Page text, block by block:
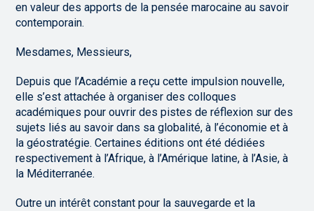
en valeur des apports de la pensée marocaine au savoir
contemporain.
Mesdames, Messieurs,
Depuis que l’Académie a reçu cette impulsion nouvelle,
elle s’est attachée à organiser des colloques
académiques pour ouvrir des pistes de réflexion sur des
sujets liés au savoir dans sa globalité, à l’économie et à
la géostratégie. Certaines éditions ont été dédiées
respectivement à l’Afrique, à l’Amérique latine, à l’Asie, à
la Méditerranée.
Outre un intérêt constant pour la sauvegarde et la